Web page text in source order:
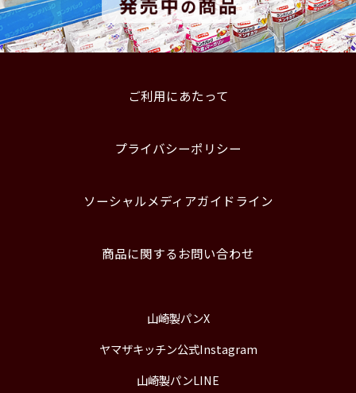
ご利用にあたって
プライバシーポリシー
ソーシャルメディアガイドライン
商品に関するお問い合わせ
山崎製パンX
ヤマザキッチン公式Instagram
山崎製パンLINE